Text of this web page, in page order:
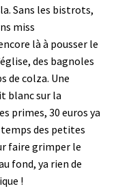
Sans les bistrots,
miss
là à pousser le
des bagnoles
de colza. Une
blanc sur la
primes, 30 euros ya
temps des petites
faire grimper le
fond, ya rien de
!